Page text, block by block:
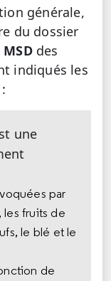
générale,
du dossier
des
indiqués les
une
par
les fruits de
le blé et le
de